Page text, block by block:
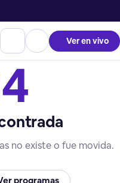
Ver en vivo
no existe o fue movida.
programas